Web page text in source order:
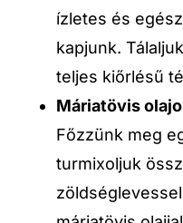
ízletes és
kapjunk.
teljes kiőrlésű
Máriatövis
Főzzünk meg
turmixoljuk